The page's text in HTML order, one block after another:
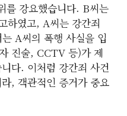
를 강요했습니다. B씨는
하였고, A씨는 강간죄
A씨의 폭행 사실을 입
진술, CCTV 등)가 제
다. 이처럼 강간죄 사건
, 객관적인 증거가 중요